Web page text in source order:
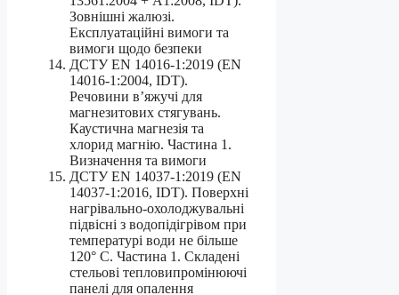
Зовнішні жалюзі.
Експлуатаційні вимоги та
вимоги щодо безпеки
ДСТУ EN 14016-1:2019 (EN
14016-1:2004, IDT).
Речовини в’яжучі для
магнезитових стягувань.
Каустична магнезія та
хлорид магнію. Частина 1.
Визначення та вимоги
ДСТУ EN 14037-1:2019 (EN
14037-1:2016, IDT). Поверхні
нагрівально-охолоджувальні
підвісні з водопідігрівом при
температурі води не більше
120° C. Частина 1. Складені
стельові тепловипромінюючі
панелі для опалення